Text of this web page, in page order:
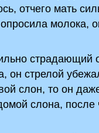
отчего мать
молока,
страдающий
он стрелой
слон, то он
слона, после